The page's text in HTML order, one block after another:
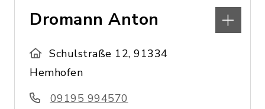
Dromann Anton
Schulstraße 12, 91334
Hemhofen
09195 994570